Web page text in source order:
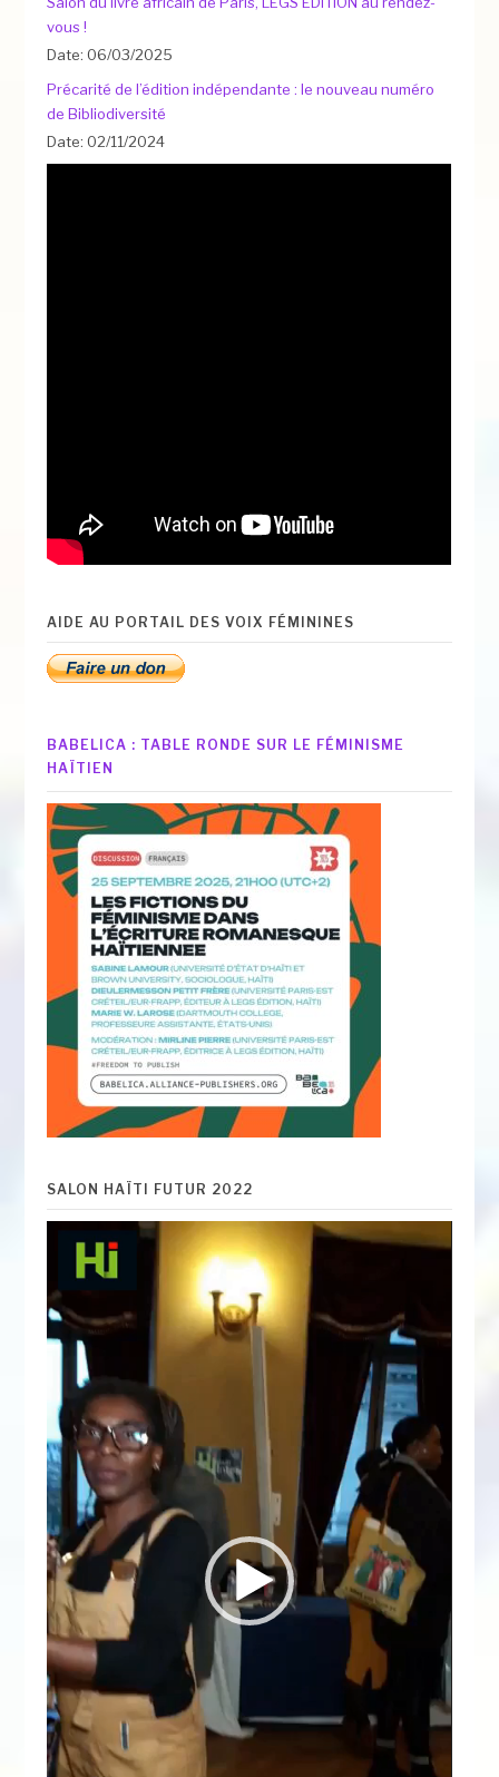
vous !
Date: 06/03/2025
Précarité de l’édition indépendante : le nouveau numéro
de Bibliodiversité
Date: 02/11/2024
AIDE AU PORTAIL DES VOIX FÉMININES
BABELICA : TABLE RONDE SUR LE FÉMINISME
HAÏTIEN
SALON HAÏTI FUTUR 2022